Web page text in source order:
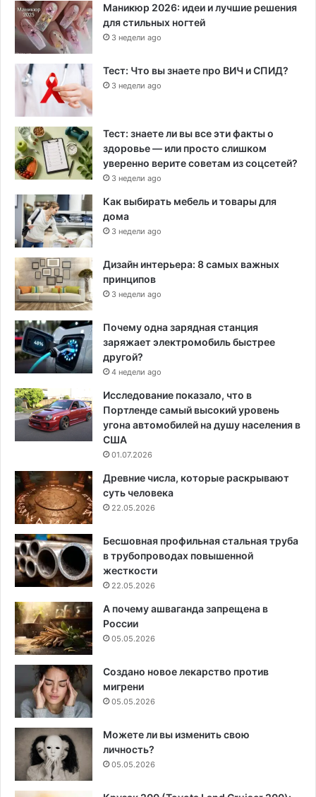
Маникюр 2026: идеи и лучшие решения
для стильных ногтей
3 недели ago
Тест: Что вы знаете про ВИЧ и СПИД?
3 недели ago
Тест: знаете ли вы все эти факты о
здоровье — или просто слишком
уверенно верите советам из соцсетей?
3 недели ago
Как выбирать мебель и товары для
дома
3 недели ago
Дизайн интерьера: 8 самых важных
принципов
3 недели ago
Почему одна зарядная станция
заряжает электромобиль быстрее
другой?
4 недели ago
Исследование показало, что в
Портленде самый высокий уровень
угона автомобилей на душу населения в
США
01.07.2026
Древние числа, которые раскрывают
суть человека
22.05.2026
Бесшовная профильная стальная труба
в трубопроводах повышенной
жесткости
22.05.2026
А почему ашваганда запрещена в
России
05.05.2026
Создано новое лекарство против
мигрени
05.05.2026
Можете ли вы изменить свою
личность?
05.05.2026